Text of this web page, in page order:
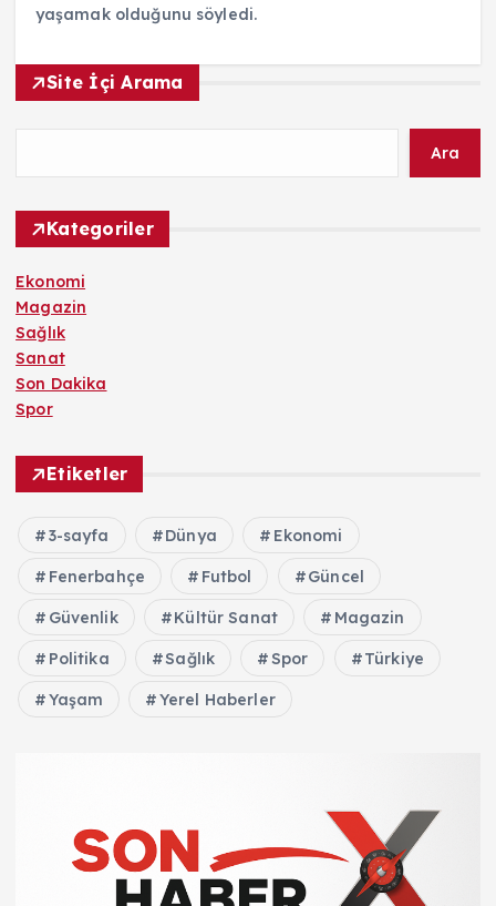
yaşamak olduğunu söyledi.
Site İçi Arama
Ara
Kategoriler
Ekonomi
Magazin
Sağlık
Sanat
Son Dakika
Spor
Etiketler
3-sayfa Dünya Ekonomi
Fenerbahçe Futbol Güncel
Güvenlik Kültür Sanat Magazin
Politika Sağlık Spor Türkiye
Yaşam Yerel Haberler